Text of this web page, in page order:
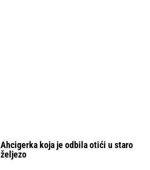
Ahcigerka koja je odbila otići u staro
željezo